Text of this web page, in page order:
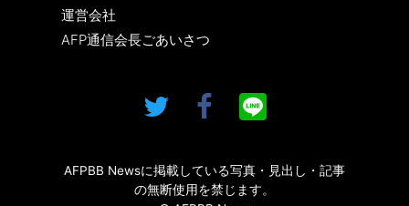
運営会社
AFP通信会長ごあいさつ
AFPBB Newsに掲載している写真・見出し・記事
の無断使用を禁じます。